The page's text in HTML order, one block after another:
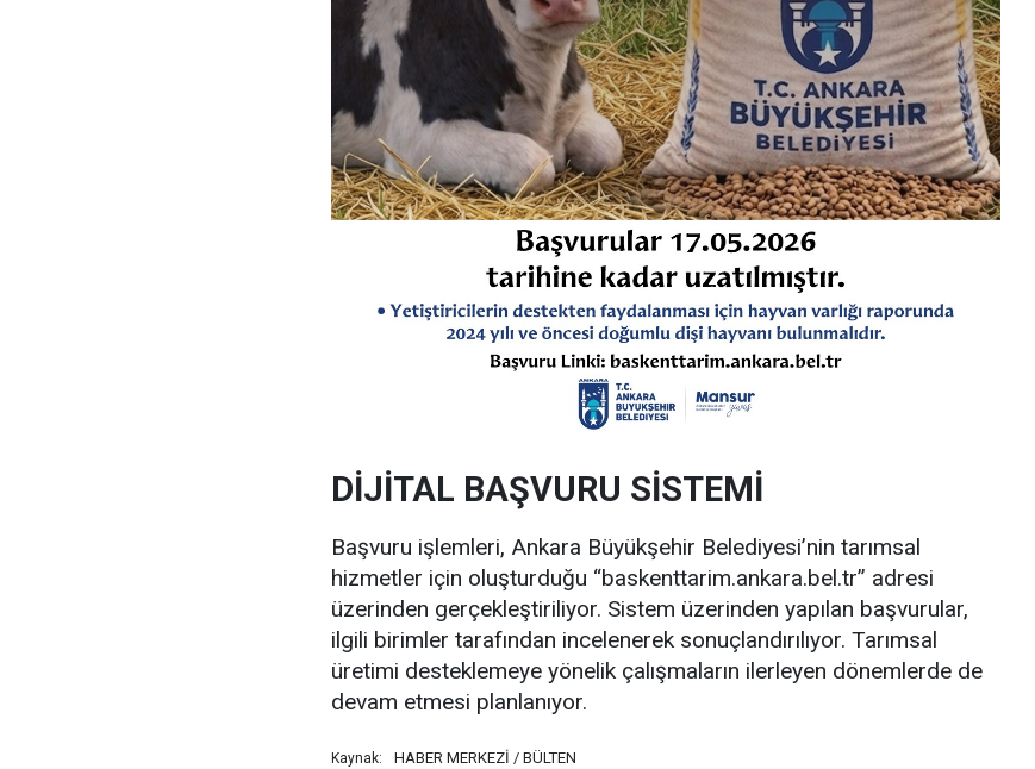
DİJİTAL BAŞVURU SİSTEMİ
Başvuru işlemleri, Ankara Büyükşehir Belediyesi’nin tarımsal
hizmetler için oluşturduğu “baskenttarim.ankara.bel.tr” adresi
üzerinden gerçekleştiriliyor. Sistem üzerinden yapılan başvurular,
ilgili birimler tarafından incelenerek sonuçlandırılıyor. Tarımsal
üretimi desteklemeye yönelik çalışmaların ilerleyen dönemlerde de
devam etmesi planlanıyor.
Kaynak: HABER MERKEZİ / BÜLTEN